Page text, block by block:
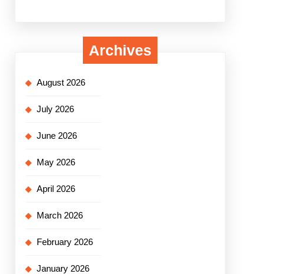
Archives
August 2026
July 2026
June 2026
May 2026
April 2026
March 2026
February 2026
January 2026